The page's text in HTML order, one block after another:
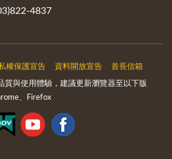
4837
權保護宣告 資料開放宣告 首長信箱
質與使用體驗，建議更新瀏覽器至以下版
、Firefox